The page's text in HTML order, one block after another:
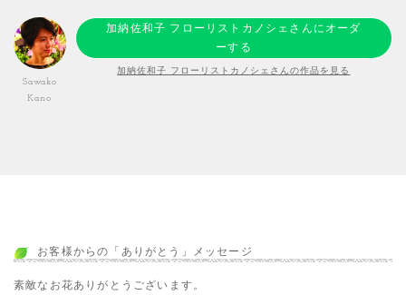
Sawako
Kano
加納佐和子 フローリストカノシェさんにオーダ
ーする
加納佐和子 フローリストカノシェさんの作品を見る
お客様からの「ありがとう」メッセージ
素敵なお花ありがとうございます。